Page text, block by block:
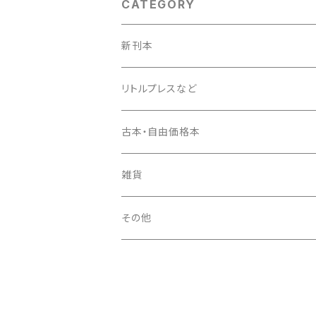
CATEGORY
新刊本
リトルプレスなど
古本・自由価格本
雑貨
その他